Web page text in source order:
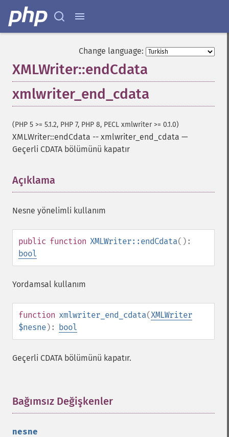
Change language:
XMLWriter::endCdata
xmlwriter_end_cdata
(PHP 5 >= 5.1.2, PHP 7, PHP 8, PECL xmlwriter >= 0.1.0)
XMLWriter::endCdata -- xmlwriter_end_cdata —
Geçerli CDATA bölümünü kapatır
Açıklama
Nesne yönelimli kullanım
public function XMLWriter::endCdata():
bool
Yordamsal kullanım
function xmlwriter_end_cdata(XMLWriter
$nesne): bool
Geçerli CDATA bölümünü kapatır.
Bağımsız Değişkenler
nesne